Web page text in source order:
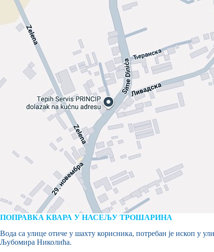
ПОПРАВКА КВАРА У НАСЕЉУ ТРОШАРИНА
Вода са улице отиче у шахту корисника, потребан је ископ у
Љубомира Николића.